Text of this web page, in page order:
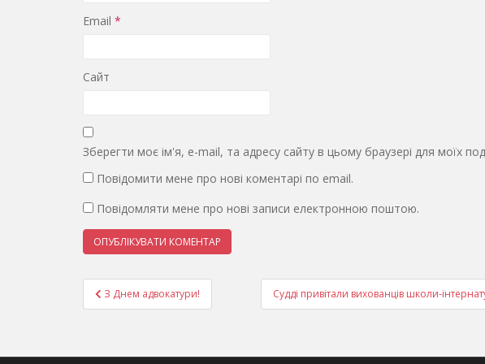
Email *
Сайт
Зберегти моє ім'я, e-mail, та адресу сайту в цьому браузері для моїх
Повідомити мене про нові коментарі по email.
Повідомляти мене про нові записи електронною поштою.
Навігація
записів
З Днем адвокатури! Судді привітали вихованців школи-